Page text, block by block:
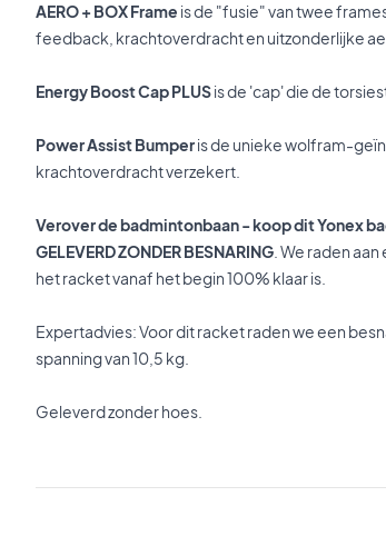
AERO + BOX Frame is de "fusie" van twee
feedback, krachtoverdracht en uitzonderlijke
Energy Boost Cap PLUSis de 'cap' die de
Power Assist Bumperis de unieke wolfram-
krachtoverdracht verzekert.
Verover de badmintonbaan - koop dit Yonex
GELEVERD ZONDER BESNARING . We raden
het racket vanaf het begin 100% klaar is.
Expertadvies: Voor dit racket raden we een
spanning van 10,5 kg.
Geleverd zonder hoes.